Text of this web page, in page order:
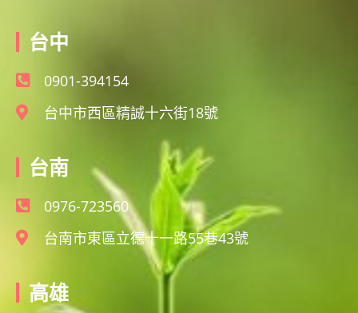
台中
0901-394154
台中市西區精誠十六街18號
台南
0976-723560
台南市東區立德十一路55巷43號
高雄